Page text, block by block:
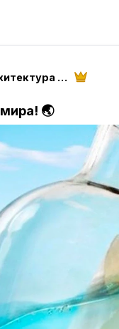
Праздник каждый день! "Архитектура настроения" магазин "Твоего праздника"
🌏